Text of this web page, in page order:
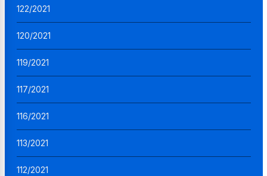
122/2021
120/2021
119/2021
117/2021
116/2021
113/2021
112/2021